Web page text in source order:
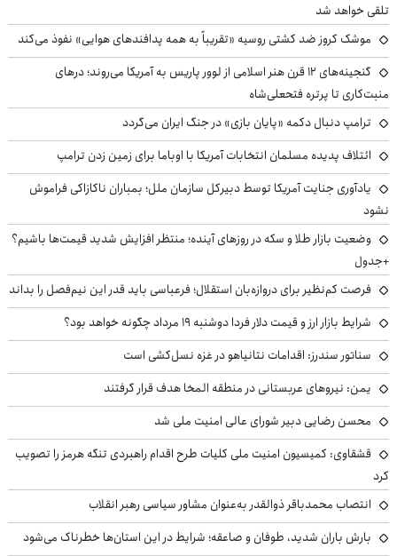
تلقی خواهد شد
موشک کروز ضد کشتی روسیه «تقریباً به همه پدافندهای هوایی» نفوذ می‌کند
گنجینه‌های ۱۲ قرن هنر اسلامی از لوور پاریس به آمریکا می‌روند؛ درهای
منبت‌کاری تا پرتره فتحعلی‌شاه
ترامپ دنبال دکمه «پایان بازی» در جنگ ایران می‌گردد
ائتلاف پدیده مسلمان انتخابات آمریکا با اوباما برای زمین زدن ترامپ
یادآوری جنایت آمریکا توسط دبیرکل سازمان ملل؛ بمباران ناکازاکی فراموش
نشود
وضعیت بازار طلا و سکه در روزهای آینده؛ منتظر افزایش شدید قیمت‌ها باشیم؟
+جدول
فرصت کم‌نظیر برای دروازه‌بان استقلال؛ فرعباسی باید قدر این نیم‌فصل را بداند
شرایط بازار ارز و قیمت دلار فردا دوشنبه ۱۹ مرداد چگونه خواهد بود؟
سناتور سندرز: اقدامات نتانیاهو در غزه نسل‌کشی است
یمن: نیروهای عربستانی در منطقه المخا هدف قرار گرفتند
محسن رضایی دبیر شورای عالی امنیت ملی شد
قشقاوی: کمیسیون امنیت ملی کلیات طرح اقدام راهبردی تنگه هرمز را تصویب
کرد
انتصاب محمدباقر ذوالقدر به‌عنوان مشاور سیاسی رهبر انقلاب
بارش باران شدید، طوفان و صاعقه؛ شرایط در این استان‌ها خطرناک می‌شود